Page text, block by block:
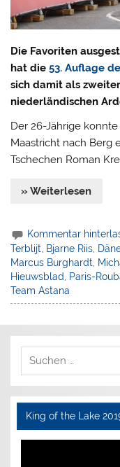
Die Favoriten
hat die53. Auflage
sich damit als
niederländischen
Der 26-Jährige
Maastricht nach Berg
Tschechen Roman
» Weiterlesen
Kommentar
Terblijt, Bjarne Riis,
Marcus Burghardt,
Hieuwsblad, Paris-
Team Astana
King of the Lake
Video-